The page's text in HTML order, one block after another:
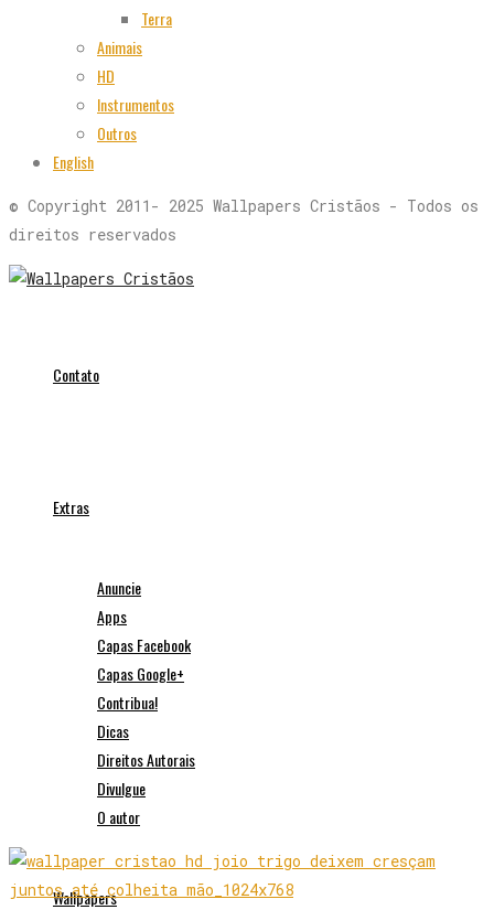
Terra
Animais
HD
Instrumentos
Outros
English
© Copyright 2011- 2025 Wallpapers Cristãos - Todos os
direitos reservados
Contato
Extras
Anuncie
Apps
Capas Facebook
Capas Google+
Contribua!
Dicas
Direitos Autorais
Divulgue
O autor
Wallpapers